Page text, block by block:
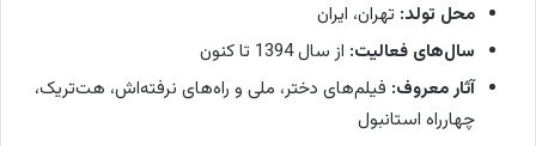
محل تولد: تهران، ایران
سال‌های فعالیت: از سال 1394 تا کنون
آثار معروف: فیلم‌های دختر، ملی و راه‌های نرفته‌اش، هت‌تریک،
چهارراه استانبول